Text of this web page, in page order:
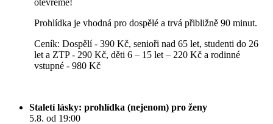
Prohlídka je vhodná pro dospělé a trvá přibližně 90 minut.
Ceník: Dospělí - 390 Kč, senioři nad 65 let, studenti do 26
let a ZTP - 290 Kč, děti 6 – 15 let – 220 Kč a rodinné
vstupné - 980 Kč
Staletí lásky: prohlídka (nejenom) pro ženy
5.8. od 19:00